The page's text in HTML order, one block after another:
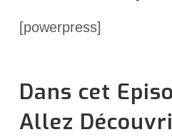
[powerpress]
Dans cet
Allez